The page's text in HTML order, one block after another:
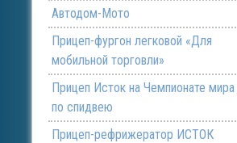
Автодом-Мото
Прицеп-фургон легковой «Для
мобильной торговли»
Прицеп Исток на Чемпионате мира
по спидвею
Прицеп-рефрижератор ИСТОК